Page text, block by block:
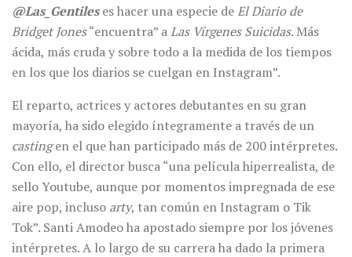
@Las_Gentileses hacer una especie deEl Diario de
Bridget Jones“encuentra” aLas Vírgenes Suicidas. Más
ácida, más cruda y sobre todo a la medida de los tiempos
en los que los diarios se cuelgan en Instagram”.
El reparto, actrices y actores debutantes en su gran
mayoría, ha sido elegido íntegramente a través de un
castingen el que han participado más de 200 intérpretes.
Con ello, el director busca “una película hiperrealista, de
sello Youtube, aunque por momentos impregnada de ese
aire pop, incluso arty, tan común en Instagram o Tik
Tok”. Santi Amodeo ha apostado siempre por los jóvenes
intérpretes. A lo largo de su carrera ha dado la primera